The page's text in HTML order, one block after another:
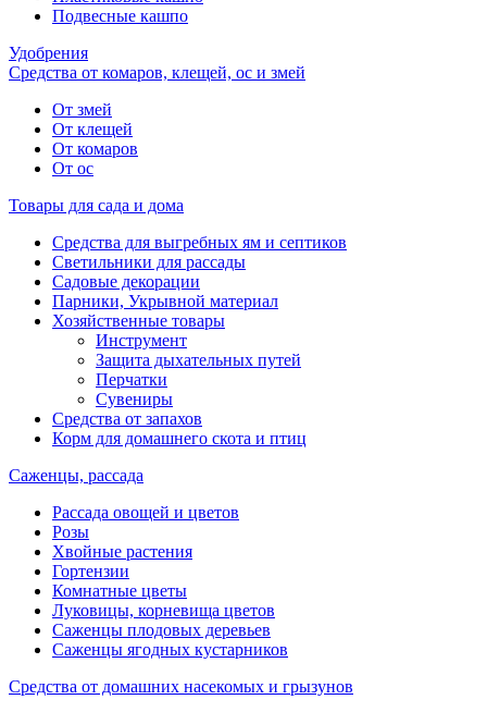
Подвесные кашпо
Удобрения
Средства от комаров, клещей, ос и змей
От змей
От клещей
От комаров
От ос
Товары для сада и дома
Средства для выгребных ям и септиков
Светильники для рассады
Садовые декорации
Парники, Укрывной материал
Хозяйственные товары
Инструмент
Защита дыхательных путей
Перчатки
Сувениры
Средства от запахов
Корм для домашнего скота и птиц
Саженцы, рассада
Рассада овощей и цветов
Розы
Хвойные растения
Гортензии
Комнатные цветы
Луковицы, корневища цветов
Саженцы плодовых деревьев
Саженцы ягодных кустарников
Средства от домашних насекомых и грызунов